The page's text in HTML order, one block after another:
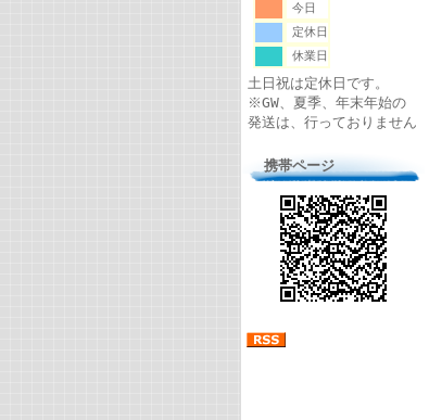
今日
定休日
休業日
土日祝は定休日です。
※GW、夏季、年末年始の
発送は、行っておりません
携帯ページ